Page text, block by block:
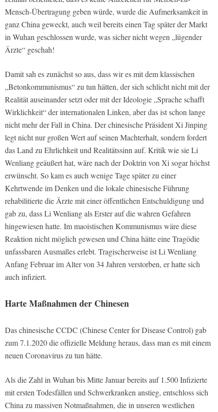
Mensch-Übertragung geben würde, wurde die Aufmerksamkeit in
ganz China geweckt, auch weil bereits einen Tag später der Markt
in Wuhan geschlossen wurde, was sicher nicht wegen „lügender
Ärzte“ geschah!
Damit sah es zunächst so aus, dass wir es mit dem klassischen
„Betonkommunismus“ zu tun hätten, der sich schlicht nicht mit der
Realität auseinander setzt oder mit der Ideologie „Sprache schafft
Wirklichkeit“ der internationalen Linken, aber das ist schon lange
nicht mehr der Fall in China. Der chinesische Präsident Xi Jinping
legt nicht nur großen Wert auf seinen Machterhalt, sondern fordert
das Land zu Ehrlichkeit und Realitätssinn auf. Kritik wie sie Li
Wenliang geäußert hat, wäre nach der Doktrin von Xi sogar höchst
erwünscht. So kam es auch wenige Tage später zu einer
Kehrtwende im Denken und die lokale chinesische Führung
rehabilitierte die Ärzte mit einer öffentlichen Entschuldigung und
gab zu, dass Li Wenliang als Erster auf die wahren Gefahren
hingewiesen hatte. Im maoistischen Kommunismus wäre diese
Reaktion nicht möglich gewesen und China hätte eine Tragödie
unfassbaren Ausmaßes erlebt. Tragischerweise ist Li Wenliang
Anfang Februar im Alter von 34 Jahren verstorben, er hatte sich
auch infiziert.
Harte Maßnahmen der Chinesen
Das chinesische CCDC (Chinese Center for Disease Control) gab
zum 7.1.2020 die offizielle Meldung heraus, dass man es mit einem
neuen Coronavirus zu tun hätte.
Als die Zahl in Wuhan bis Mitte Januar bereits auf 1.500 Infizierte
mit ersten Todesfällen und Schwerkranken anstieg, entschloss sich
China zu massiven Notmaßnahmen, die in unseren westlichen